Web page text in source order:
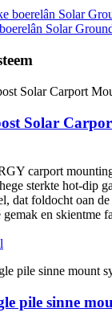
Solar
Solar
carport
sterkte hot-dip
dat foldocht oan
gemak en skientme
pile sinne